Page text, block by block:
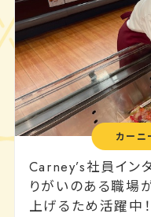
カーニ
Carney’s社員イン
りがいのある職場
上げるため活躍中！